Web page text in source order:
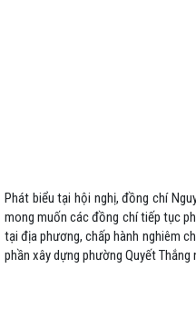
Phát biểu tại hội nghị, đồng chí
mong muốn các đồng chí tiếp tục
tại địa phương, chấp hành nghiêm
phần xây dựng phường Quyết Thắng